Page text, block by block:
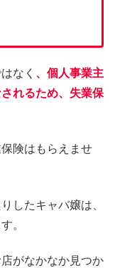
なく 、個人事業主
れるため、失業保
険はもらえませ
したキャバ嬢は、
。
がなかなか見つか